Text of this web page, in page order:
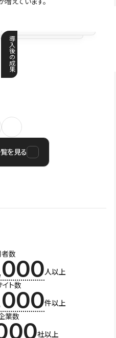
導
入
後
の
成
果
を見る
数
人以上
ト数
件以上
業数
社以上